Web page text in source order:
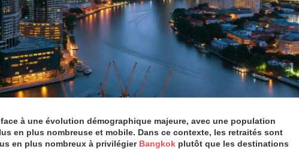
à une évolution démographique majeure, avec une population
en plus nombreuse et mobile. Dans ce contexte, les retraités sont
en plus nombreux à privilégier Bangkok plutôt que les destinations